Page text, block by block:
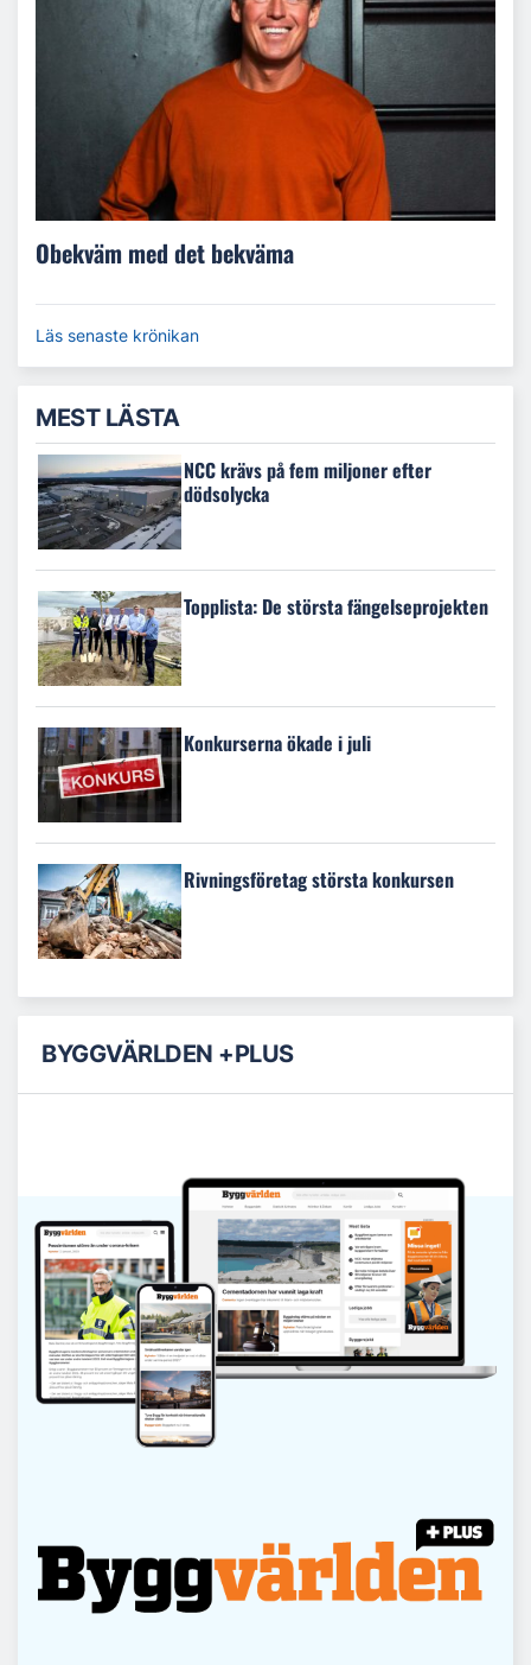
Obekväm med det bekväma
Läs senaste krönikan
MEST LÄSTA
NCC krävs på fem miljoner efter
dödsolycka
Topplista: De största fängelseprojekten
Konkurserna ökade i juli
Rivningsföretag största konkursen
BYGGVÄRLDEN +PLUS